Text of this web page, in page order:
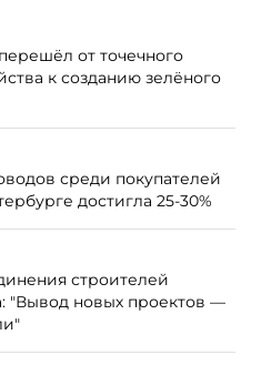
от точечного
к созданию зелёного
среди покупателей
достигла 25-30%
строителей
"Вывод новых проектов —